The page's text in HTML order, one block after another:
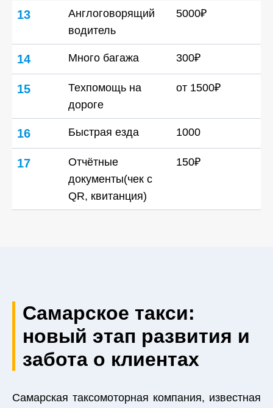
13
Англоговорящий
водитель
5000₽
14 Много багажа 300₽
15
Техпомощь на
дороге
от 1500₽
16 Быстрая езда 1000
17
Отчётные
документы(чек с
QR, квитанция)
150₽
Самарское такси:
новый этап развития и
забота о клиентах
Самарская таксомоторная компания, известная